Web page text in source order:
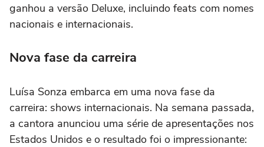
ganhou a versão Deluxe, incluindo feats com nomes
nacionais e internacionais.
Nova fase da carreira
Luísa Sonza embarca em uma nova fase da
carreira: shows internacionais. Na semana passada,
a cantora anunciou uma série de apresentações nos
Estados Unidos e o resultado foi o impressionante: